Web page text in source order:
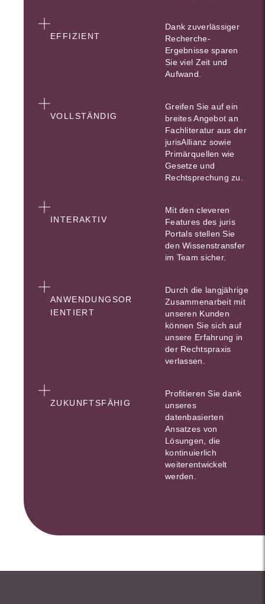
EFFIZIENT
Dank zuverlässiger
Recherche-
Ergebnisse sparen
Sie viel Zeit und
Aufwand.
VOLLSTÄNDIG
Greifen Sie auf ein
breites Angebot an
Fachliteratur aus der
jurisAllianz sowie
Primärquellen wie
Gesetze und
Rechtsprechung zu.
INTERAKTIV
Mit den cleveren
Features des juris
Portals stellen Sie
den Wissenstransfer
im Team sicher.
ANWENDUNGSOR
IENTIERT
Durch die langjährige
Zusammenarbeit mit
unseren Kunden
können Sie sich auf
unsere Erfahrung in
der Rechtspraxis
verlassen.
ZUKUNFTSFÄHIG
Profitieren Sie dank
unseres
datenbasierten
Ansatzes von
Lösungen, die
kontinuierlich
weiterentwickelt
werden.